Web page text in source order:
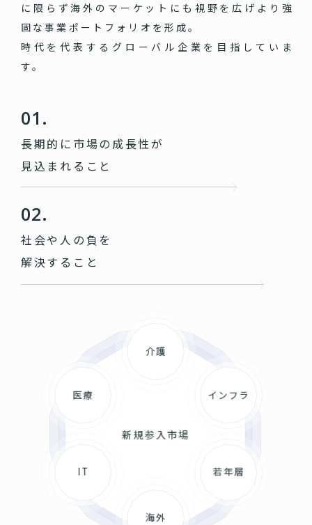
に限らず海外のマーケットにも視野を広げより強
固な事業ポートフォリオを形成。
時代を代表するグローバル企業を目指していま
す。
01.
長期的に市場の成長性が
見込まれること
02.
社会や人の負を
解決すること
新規参入市場
介護
インフラ
若年層
海外
IT
医療